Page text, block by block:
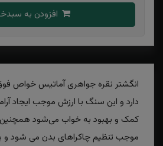
انگشتر نقره جواهری آماتیس خواص
دارد و این سنگ با ارزش موجب ایجاد
کمک و بهبود به خواب می‌شود همچنین
موجب تنظیم چاکراهای بدن می شود